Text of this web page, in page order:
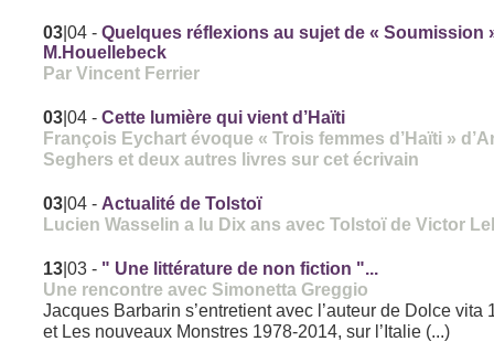
03 |04 -Quelques réflexions au sujet de « Soumission
M.Houellebeck
Par Vincent Ferrier
03 |04 -Cette lumière qui vient d’Haïti
François Eychart évoque « Trois femmes d’Haïti »
Seghers et deux autres livres sur cet écrivain
03 |04 - Actualité de Tolstoï
Lucien Wasselin a lu Dix ans avec Tolstoï de Victor
13 |03 - " Une littérature de non fiction "...
Une rencontre avec Simonetta Greggio
Jacques Barbarin s’entretient avec l’auteur de Dolce vita
et Les nouveaux Monstres 1978-2014, sur l’Italie (...)